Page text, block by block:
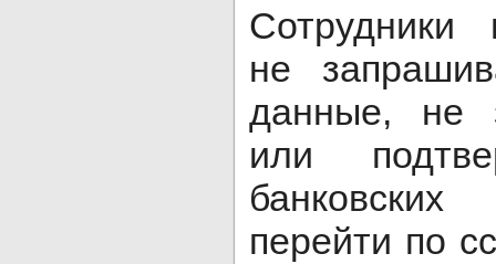
Сотрудники
не
данные, не
или
перейти по